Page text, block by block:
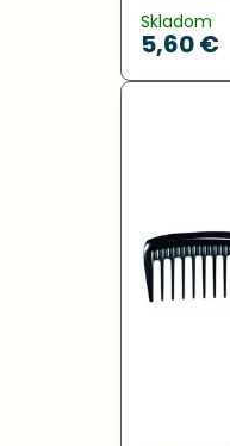
Skladom
5,60 €